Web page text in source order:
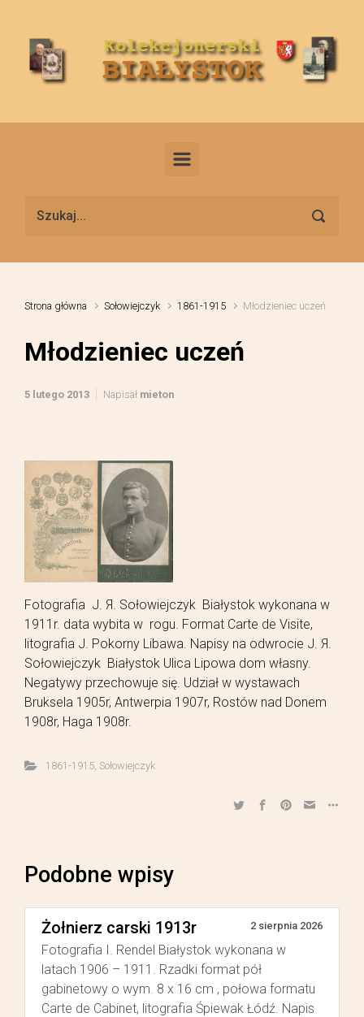
Strona główna Sołowiejczyk 1861-1915 Młodzieniec uczeń
Młodzieniec uczeń
5 lutego 2013 Napisał mieton
Fotografia J. Я. Sołowiejczyk Białystok wykonana w
1911r. data wybita w rogu. Format Carte de Visite,
litografia J. Pokorny Libawa. Napisy na odwrocie J. Я.
Sołowiejczyk Białystok Ulica Lipowa dom własny.
Negatywy przechowuje się. Udział w wystawach
Bruksela 1905r, Antwerpia 1907r, Rostów nad Donem
1908r, Haga 1908r.
1861-1915, Sołowiejczyk
Podobne wpisy
Żołnierz carski 1913r 2 sierpnia 2026
Fotografia I. Rendel Białystok wykonana w
latach 1906 – 1911. Rzadki format pół
gabinetowy o wym. 8 x 16 cm , połowa formatu
Carte de Cabinet, litografia Śpiewak Łódź. Napis